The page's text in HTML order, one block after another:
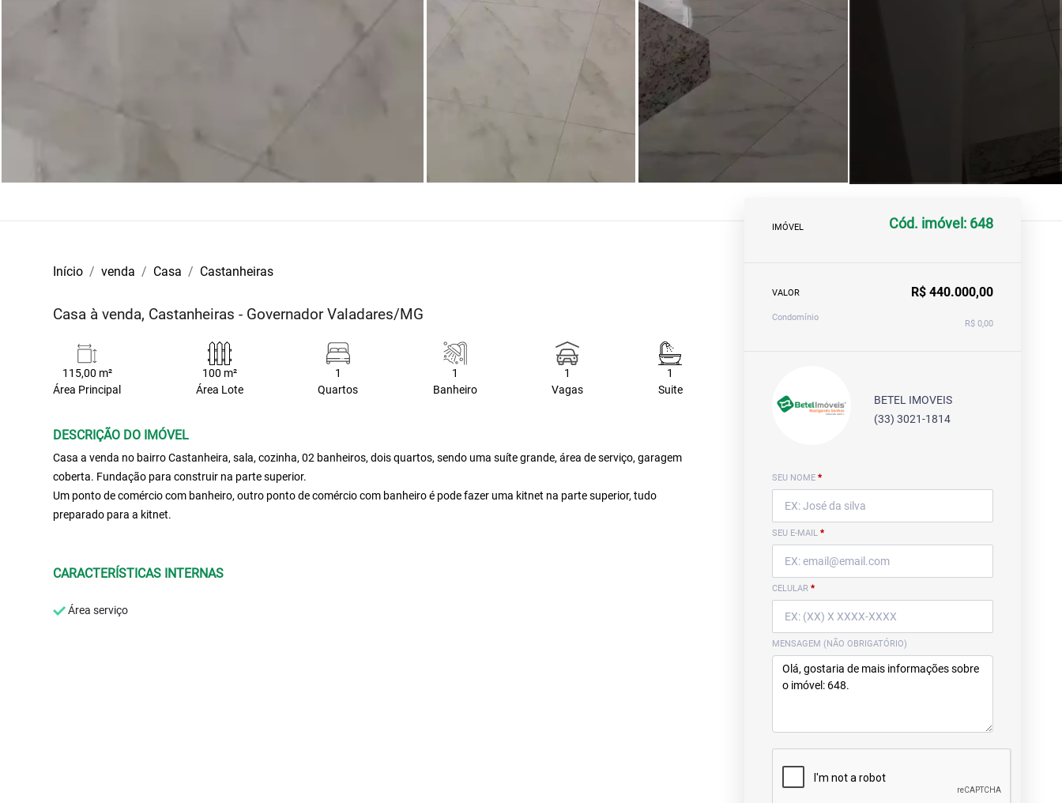
Início venda Casa Castanheiras
Casa à venda, Castanheiras - Governador Valadares/MG
115,00 m²
Área Principal
100 m²
Área Lote
1
Quartos
1
Banheiro
1
Vagas
1
Suite
DESCRIÇÃO DO IMÓVEL
Casa a venda no bairro Castanheira, sala, cozinha, 02 banheiros, dois quartos, sendo uma suíte grande, área de serviço, garagem
coberta. Fundação para construir na parte superior.
Um ponto de comércio com banheiro, outro ponto de comércio com banheiro é pode fazer uma kitnet na parte superior, tudo
preparado para a kitnet.
CARACTERÍSTICAS INTERNAS
Área serviço
IMÓVEL Cód. imóvel: 648
VALOR R$ 440.000,00
Condomínio
R$ 0,00
BETEL IMOVEIS
(33) 3021-1814
SEU NOME *
SEU E-MAIL *
CELULAR *
MENSAGEM (NÃO OBRIGATÓRIO)